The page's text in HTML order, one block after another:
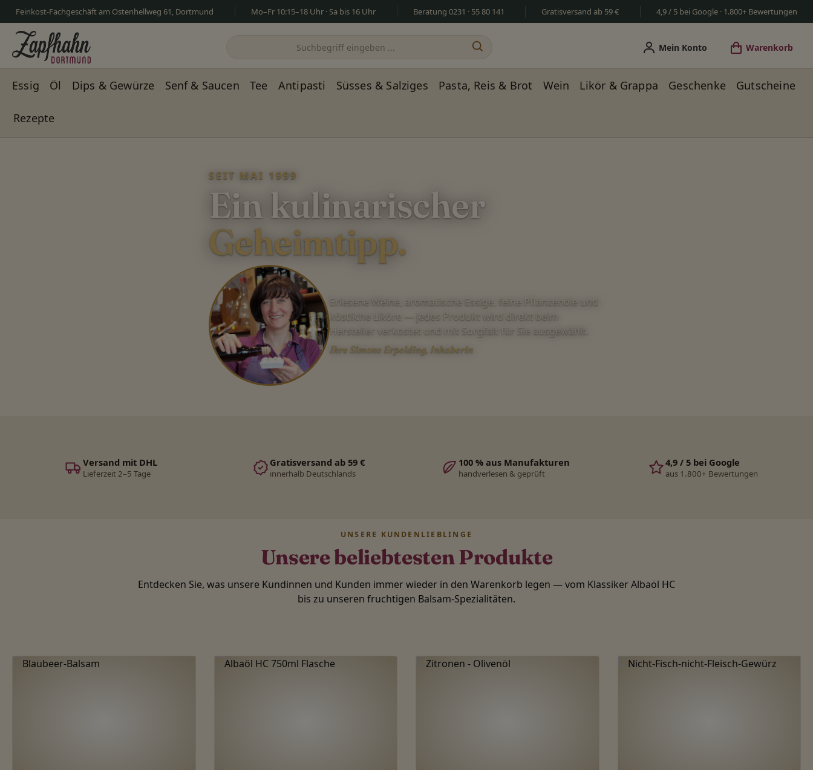
Hauptinhalt springen
Zur Suche springen
Zur Hauptnavigation springen
Feinkost-Fachgeschäft am Ostenhellweg 61, Dortmund Mo–Fr 10:15–18 Uhr · Sa bis 16 Uhr Beratung 0231 · 55 80 141 Gratisversand ab 59 € 4,9 / 5 bei Google · 1.800+ Bewertungen
Mein Konto Warenkorb
Essig Öl Dips & Gewürze Senf & Saucen Tee Antipasti Süsses & Salziges Pasta, Reis & Brot Wein Likör & Grappa Geschenke Gutscheine
Rezepte
SEIT MAI 1999
Ein kulinarischer
Geheimtipp.
Erlesene Weine, aromatische Essige, feine Pflanzenöle und
köstliche Liköre — jedes Produkt wird direkt beim
Hersteller verkostet und mit Sorgfalt für Sie ausgewählt.
Ihre Simone Erpelding, Inhaberin
Versand mit DHL
Lieferzeit 2–5 Tage
Gratisversand ab 59 €
innerhalb Deutschlands
100 % aus Manufakturen
handverlesen & geprüft
4,9 / 5 bei Google
aus 1.800+ Bewertungen
Unsere beliebtesten Produkte
UNSERE KUNDENLIEBLINGE
Entdecken Sie, was unsere Kundinnen und Kunden immer wieder in den Warenkorb legen — vom Klassiker Albaöl HC
bis zu unseren fruchtigen Balsam-Spezialitäten.
Produktgalerie überspringen